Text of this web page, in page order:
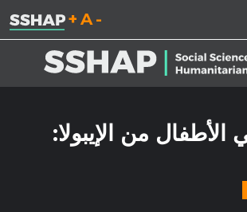
تقليل حجم الخط.
إعادة ضبط حجم
زيادة حجم
الأطفال من الإيبولا: